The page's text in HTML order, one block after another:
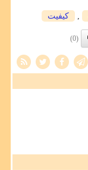
كیفیت
(0)